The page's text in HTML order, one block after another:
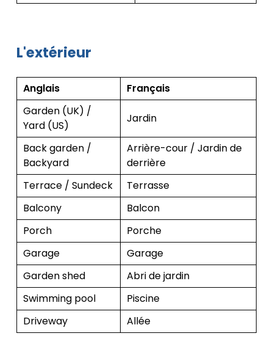
L'extérieur
Anglais
Français
Garden (UK) /
Yard (US)
Jardin
Back garden /
Backyard
Arrière-cour / Jardin de
derrière
Terrace / Sundeck
Terrasse
Balcony
Balcon
Porch
Porche
Garage
Garage
Garden shed
Abri de jardin
Swimming pool
Piscine
Driveway
Allée